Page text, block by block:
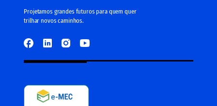
Projetamos grandes futuros para quem quer
trilhar novos caminhos.